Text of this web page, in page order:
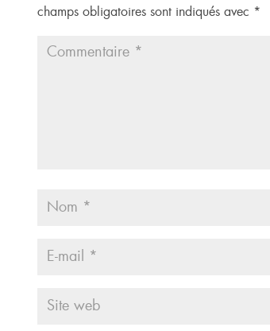
champs obligatoires sont indiqués avec *